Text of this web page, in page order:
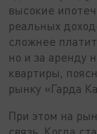
высокие
реальных
сложнее
но и за аренду
квартиры,
рынку «Гарда
При этом на